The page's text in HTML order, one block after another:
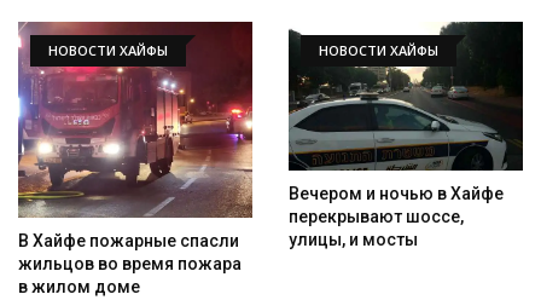
НОВОСТИ ХАЙФЫ
В Хайфе пожарные спасли
жильцов во время пожара
в жилом доме
НОВОСТИ ХАЙФЫ
Вечером и ночью в Хайфе
перекрывают шоссе,
улицы, и мосты